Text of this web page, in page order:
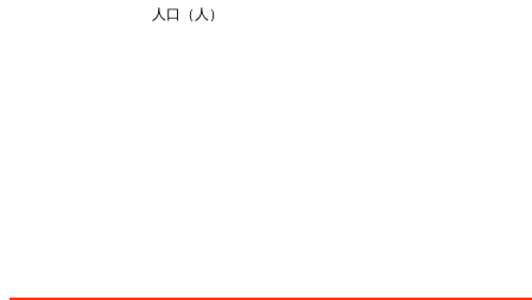
人口（人）